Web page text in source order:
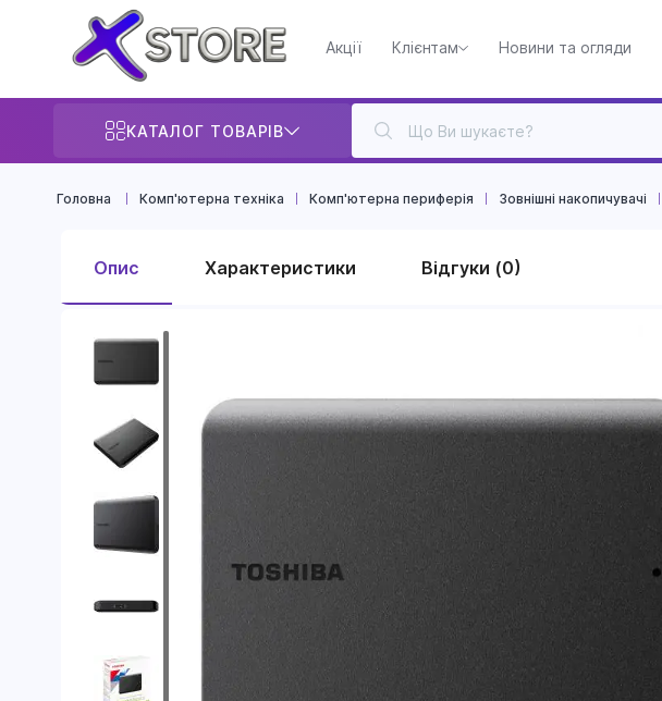
Акції Клієнтам Новини та огляди
КАТАЛОГ ТОВАРІВ
Головна Комп'ютерна техніка Комп'ютерна периферія Зовнішні накопичувачі
Опис Характеристики Відгуки (0)